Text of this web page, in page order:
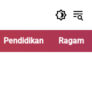
Pendidikan Ragam